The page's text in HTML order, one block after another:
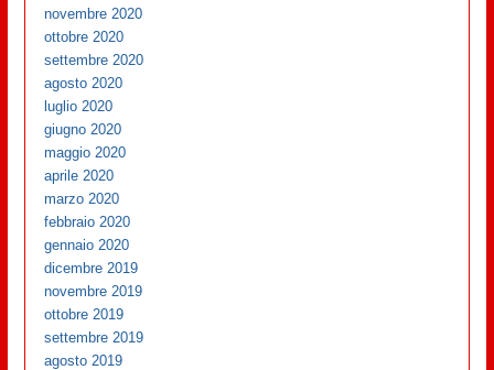
novembre 2020
ottobre 2020
settembre 2020
agosto 2020
luglio 2020
giugno 2020
maggio 2020
aprile 2020
marzo 2020
febbraio 2020
gennaio 2020
dicembre 2019
novembre 2019
ottobre 2019
settembre 2019
agosto 2019